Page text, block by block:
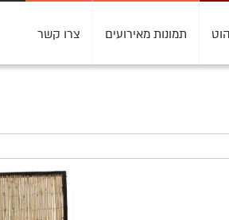
תמונות מאירועים צרו קשר